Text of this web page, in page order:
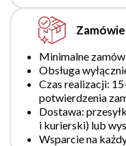
Minimalne
Obsługa
Czas realizacji:
potwierdzenia
Dostawa:
i kurierski) lub
Wsparcie na